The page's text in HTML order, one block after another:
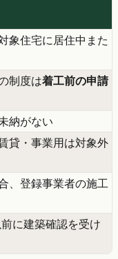
象住宅に居住中また
制度は着工前の申請
納がない
貸・事業用は対象外
、登録事業者の施工
に建築確認を受け